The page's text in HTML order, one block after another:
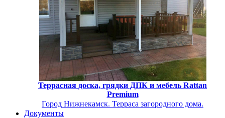
Террасная доска, грядки ДПК и мебель Rattan
Premium
Город Нижнекамск. Терраса загородного дома.
Документы